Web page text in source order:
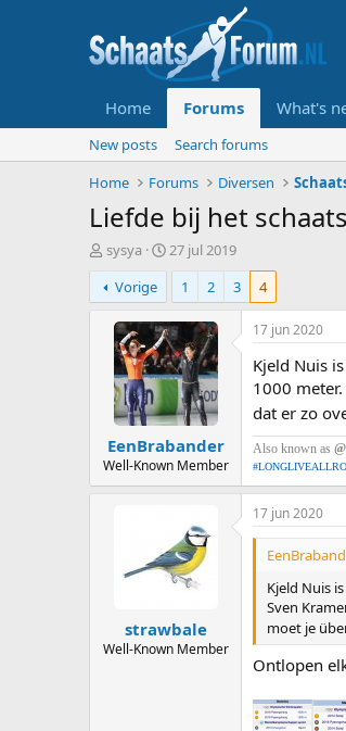
Home Forums What's
New posts
Search forums
Home
Forums Diversen
Liefde bij het
T
o
p
i
e
r
sysya
S
t
r
t
d
a
t
u
m
27 jul 2019
Vorige
1 2 3 4
EenBrabander
Well-Known Member
17 jun 2020
Kjeld Nuis
1000
dat er zo
Also known as @
strawbale
Well-Known Member
17 jun 2020
Kjeld Nuis
Sven
moet je
Ontlopen